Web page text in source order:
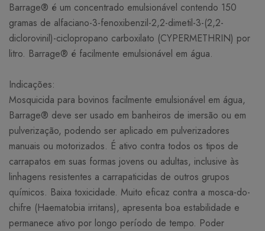
Barrage® é um concentrado emulsionável contendo 150
gramas de alfaciano-3-fenoxibenzil-2,2-dimetil-3-(2,2-
diclorovinil)-ciclopropano carboxilato (CYPERMETHRIN) por
litro. Barrage® é facilmente emulsionável em água.
Indicações:
Mosquicida para bovinos facilmente emulsionável em água,
Barrage® deve ser usado em banheiros de imersão ou em
pulverização, podendo ser aplicado em pulverizadores
manuais ou motorizados. É ativo contra todos os tipos de
carrapatos em suas formas jovens ou adultas, inclusive às
linhagens resistentes a carrapaticidas de outros grupos
químicos. Baixa toxicidade. Muito eficaz contra a mosca-do-
chifre (Haematobia irritans), apresenta boa estabilidade e
permanece ativo por longo período de tempo. Poder